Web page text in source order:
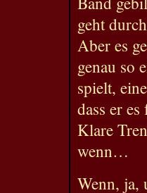
geht
Aber es
genau so
spielt,
dass er
Klare
wenn…
Wenn, ja,